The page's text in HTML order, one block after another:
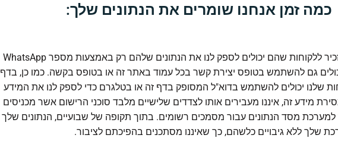
כמה זמן אנחנו שומרים את הנתונים שלך:
קודם כל, יש להזכיר ללקוחות שהם יכולים לספק לנו את הנתונים שלהם רק באמצעות מספר WhatsApp
גם להשתמש בטופס יצירת קשר בכל עמוד באתר זה או בטופס בקשה. כמו כן, בדף
שלנו יכולים להשתמש בדוא"ל המסופק בדף זה או בטלגרם כדי לספק לנו את המידע
מידע זה, איננו מעבירים אותו לצדדים שלישיים מלבד סוכני הרישום אשר מכניסים
מסד הנתונים עבור מסמכים רשומים. בתוך תקופה של שבועיים, הנתונים שלך
שלך ללא גיבויים כלשהם, כך שאיננו מסתכנים בהפיכתם לציבור.